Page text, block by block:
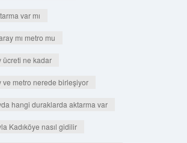
var mı
mı metro mu
ücreti ne kadar
ve metro nerede birleşiyor
hangi duraklarda aktarma var
Kadıköye nasıl gidilir